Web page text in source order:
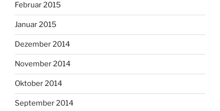
Februar 2015
Januar 2015
Dezember 2014
November 2014
Oktober 2014
September 2014